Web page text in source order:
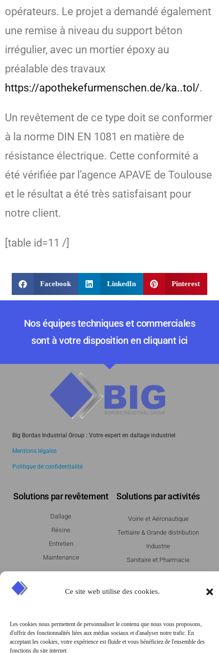
Ce site web utilise des cookies.
Les cookies nous permettent de personnaliser le contenu que nous vous proposons,
d'offrir des fonctionnalités liées aux médias sociaux et d'analyser notre trafic. En
acceptant les cookies, votre expérience est fluide et vous bénéficiez de l'ensemble des
fonctions du site internet.
opérateurs. Le projet a demandé également
une remise à niveau du support béton
irrégulier, avec un mortier époxy au
préalable des travaux
https://apothekefurmenschen.de/ka..tol/.
Un revêtement de ce type doit se conformer
à la norme DIN EN 1081 en matière de
résistance électrique. Cette conformité a
été vérifiée par l’agence APAVE de Toulouse
et le résultat a été très satisfaisant pour
notre client.
[table id=11 /]
Facebook LinkedIn Pinterest
Nos équipes techniques et commerciales
sont à votre disposition en cliquant ici
Big Bordas Industrial Group : Votre expert en dallage industriel
Mentions légales
Politique de confidentialité
Solutions par revêtement
Dallage
Résine
Entretien
Maintenance
Solutions par activités
Voirie et Aéronautique
Tertiaire & Grande distribution
Industrie
Sanitaire et Pharmacie
Entrepot & Logistique
Agroalimentaire
AOSTE
GCC
Contactez-nous